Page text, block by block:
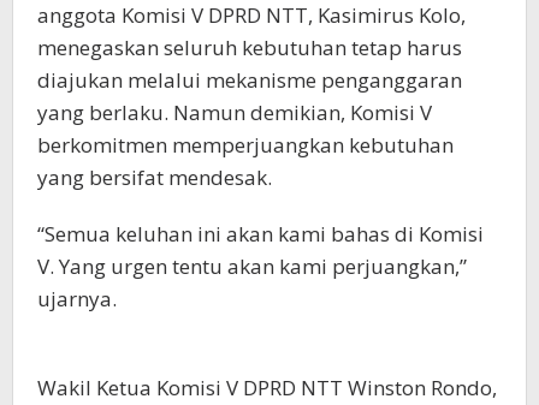
anggota Komisi V DPRD NTT, Kasimirus Kolo,
menegaskan seluruh kebutuhan tetap harus
diajukan melalui mekanisme penganggaran
yang berlaku. Namun demikian, Komisi V
berkomitmen memperjuangkan kebutuhan
yang bersifat mendesak.
“Semua keluhan ini akan kami bahas di Komisi
V. Yang urgen tentu akan kami perjuangkan,”
ujarnya.
Wakil Ketua Komisi V DPRD NTT Winston Rondo,